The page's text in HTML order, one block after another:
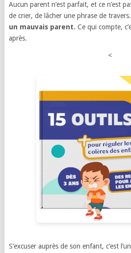
Aucun parent n’est parfait, et ce n’est
de crier, de lâcher une phrase de travers.
un mauvais parent. Ce qui compte,
après.
<
S’excuser auprès de son enfant, c’est